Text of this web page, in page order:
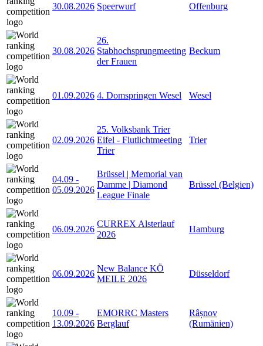
30.08.2026 Speerwurf Offenburg
30.08.2026
26.
Stabhochsprungmeeting
der Frauen
Beckum
01.09.2026 4. Domspringen Wesel Wesel
02.09.2026
25. Volksbank Trier
Eifel - Flutlichtmeeting
Trier
Trier
04.09 -
05.09.2026
Brüssel | Memorial van
Damme | Diamond
League Finale
Brüssel (Belgien)
06.09.2026
CURREX Alsterlauf
2026
Hamburg
06.09.2026
New Balance KÖ
MEILE 2026
Düsseldorf
10.09 -
13.09.2026
EMORRC Masters
Berglauf
Râșnov
(Rumänien)